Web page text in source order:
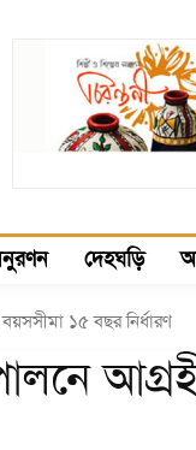
দেহঘড়ি
১৫ বছর নির্ধারণ